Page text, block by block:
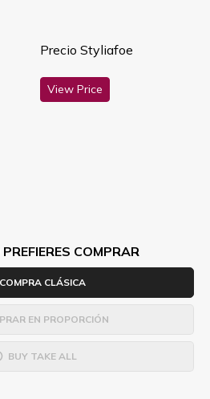
Precio Styliafoe
View Price
COMPRAR
COMPRA CLÁSICA
EN PROPORCIÓN
BUY TAKE ALL